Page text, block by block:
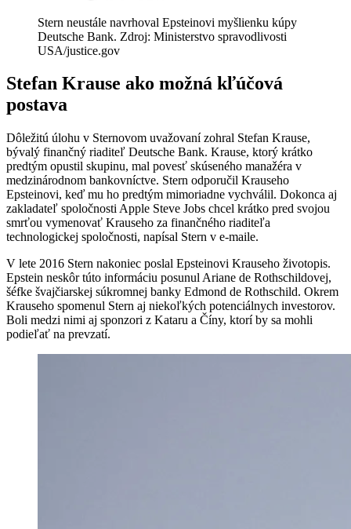
Stern neustále navrhoval Epsteinovi myšlienku kúpy
Deutsche Bank. Zdroj: Ministerstvo spravodlivosti
USA/justice.gov
Stefan Krause ako možná kľúčová
postava
Dôležitú úlohu v Sternovom uvažovaní zohral Stefan Krause,
bývalý finančný riaditeľ Deutsche Bank. Krause, ktorý krátko
predtým opustil skupinu, mal povesť skúseného manažéra v
medzinárodnom bankovníctve. Stern odporučil Krauseho
Epsteinovi, keď mu ho predtým mimoriadne vychválil. Dokonca aj
zakladateľ spoločnosti Apple Steve Jobs chcel krátko pred svojou
smrťou vymenovať Krauseho za finančného riaditeľa
technologickej spoločnosti, napísal Stern v e-maile.
V lete 2016 Stern nakoniec poslal Epsteinovi Krauseho životopis.
Epstein neskôr túto informáciu posunul Ariane de Rothschildovej,
šéfke švajčiarskej súkromnej banky Edmond de Rothschild. Okrem
Krauseho spomenul Stern aj niekoľkých potenciálnych investorov.
Boli medzi nimi aj sponzori z Kataru a Číny, ktorí by sa mohli
podieľať na prevzatí.